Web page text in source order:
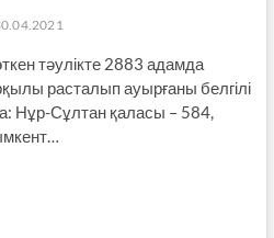
тәулікте 2883 адамда
расталып ауырғаны белгілі
Нұр-Сұлтан қаласы – 584,